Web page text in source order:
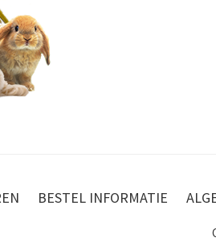
BESTEL INFORMATIE